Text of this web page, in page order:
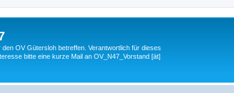
OV Gütersloh betreffen. Verantwortlich für dieses
bitte eine kurze Mail an OV_N47_Vorstand [ät]